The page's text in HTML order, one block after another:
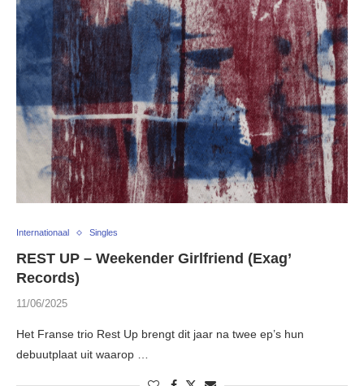
Internationaal Singles
REST UP – Weekender Girlfriend (Exag’
Records)
11/06/2025
Het Franse trio Rest Up brengt dit jaar na twee ep’s hun
debuutplaat uit waarop …